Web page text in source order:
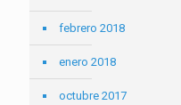
febrero 2018
enero 2018
octubre 2017